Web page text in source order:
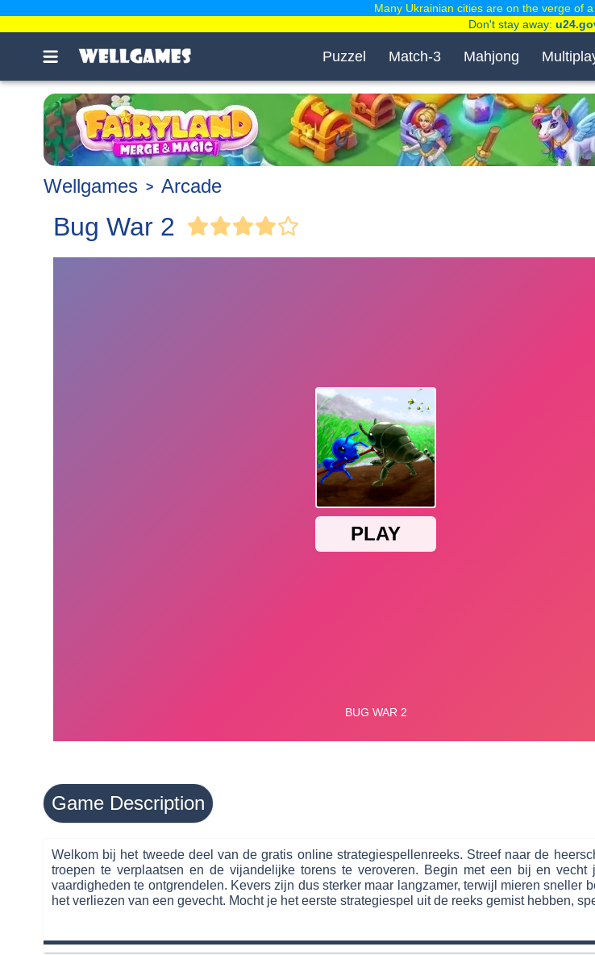
Puzzel Match-3 Mahjong
Wellgames Arcade
Bug War 2
Game Description
Welkom bij het tweede deel van de gratis online strategiespellenreeks. Streef naar de
troepen te verplaatsen en de vijandelijke torens te veroveren. Begin met een bij en
vaardigheden te ontgrendelen. Kevers zijn dus sterker maar langzamer, terwijl mieren
het verliezen van een gevecht. Mocht je het eerste strategiespel uit de reeks gemist hebben,
Many Ukrainian cities are on the verge of
Don't stay away: